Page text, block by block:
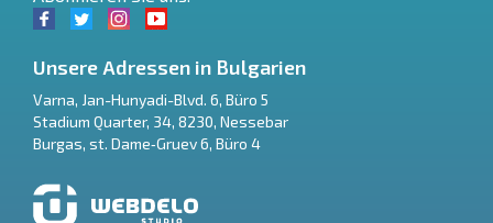
Unsere Adressen in Bulgarien
Varna, Jan-Hunyadi-Blvd. 6, Büro 5
Stadium Quarter, 34, 8230, Nessebar
Burgas, st. Dame‑Gruev 6, Büro 4